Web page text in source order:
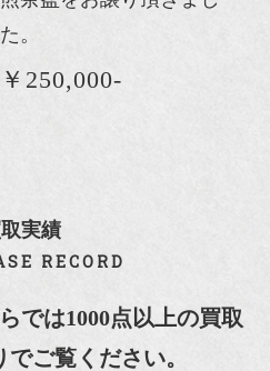
た。
￥250,000-
実績
RECORD
では1000点以上の買取
ご覧ください。